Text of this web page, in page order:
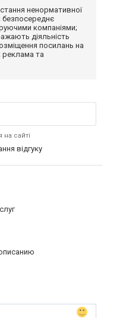
ненормативної
безпосереднє
компаніями;
діяльність
посилань на
реклама та
сайті
відгуку